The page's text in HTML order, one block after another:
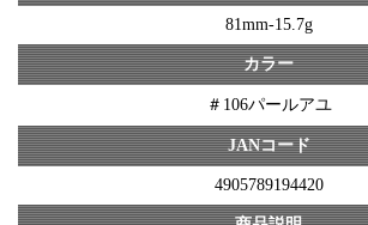
81mm-15.7g
カラー
＃106パールアユ
JANコード
4905789194420